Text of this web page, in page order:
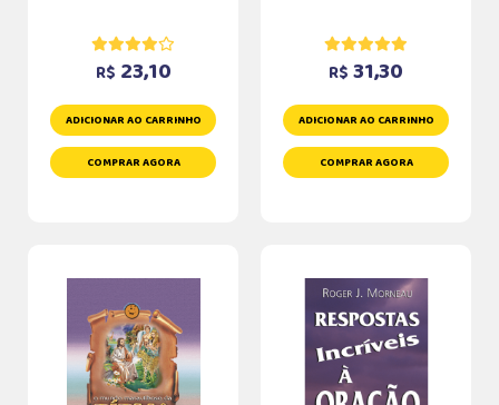
R$ 23,10
ADICIONAR AO CARRINHO
COMPRAR AGORA
R$ 31,30
ADICIONAR AO CARRINHO
COMPRAR AGORA